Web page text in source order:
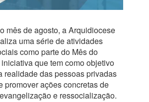
mês de agosto, a Arquidiocese
uma série de atividades
como parte do Mês do
que tem como objetivo
realidade das pessoas privadas
promover ações concretas de
e ressocialização.